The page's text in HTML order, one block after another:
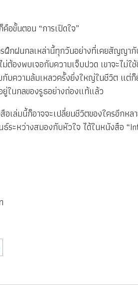
อขั้นตอน “การเปิดใจ”
ฝึกฝนกลเหล่านี้ทุกวันอย่างที่เคยสัญญากั
ต้องพบเจอกับความเจ็บปวด เขาจะไม่ใ
กับความล้มเหลวครั้งยิ่งใหญ่ในชีวิต แต่
ยู่ในกลของรูธอย่างถ่องแท้แล้ว
เล่มนี้ก็อาจจะเปลี่ยนชีวิตของใครอีกหล
ะหว่างสมองกับหัวใจ ได้ในหนังสือ